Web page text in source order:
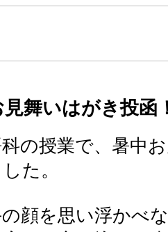
見舞いはがき投函
の授業で、暑中
た。
顔を思い浮かべ